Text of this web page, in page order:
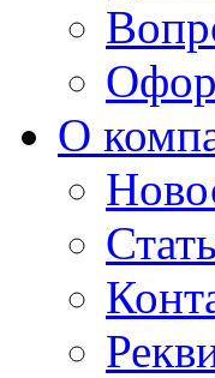
О